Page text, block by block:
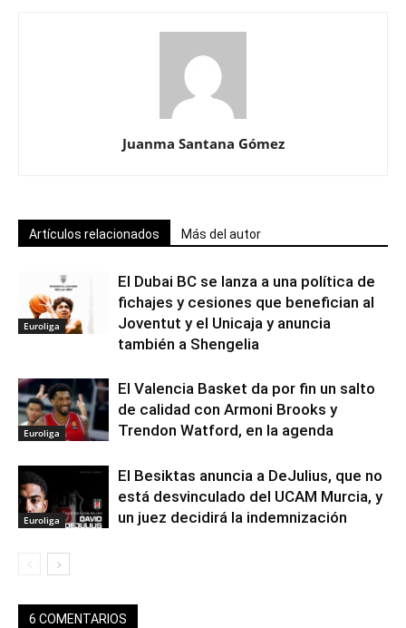
Juanma Santana Gómez
Artículos relacionados Más del autor
Euroliga
El Dubai BC se lanza a una política de
fichajes y cesiones que benefician al
Joventut y el Unicaja y anuncia
también a Shengelia
Euroliga
El Valencia Basket da por fin un salto
de calidad con Armoni Brooks y
Trendon Watford, en la agenda
Euroliga
El Besiktas anuncia a DeJulius, que no
está desvinculado del UCAM Murcia, y
un juez decidirá la indemnización
6 COMENTARIOS